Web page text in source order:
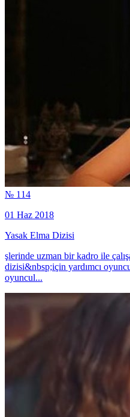
№ 114
01 Haz 2018
Yasak Elma Dizisi
şlerinde uzman bir kadro ile
dizisi&nbsp;için yardımcı
oyuncul...